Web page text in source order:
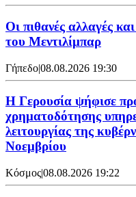
Οι πιθανές αλλαγές
του Μεντιλίμπαρ
Γήπεδο|08.08.2026 19:30
Η Γερουσία ψήφισε
χρηματοδότησης
λειτουργίας της
Νοεμβρίου
Κόσμος|08.08.2026 19:22